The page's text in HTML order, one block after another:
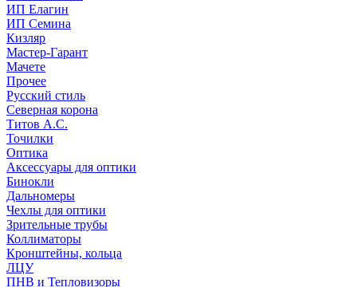
ИП Елагин
ИП Семина
Кизляр
Мастер-Гарант
Мачете
Прочее
Русский стиль
Северная корона
Титов А.С.
Точилки
Оптика
Аксессуары для оптики
Бинокли
Дальномеры
Чехлы для оптики
Зрительные трубы
Коллиматоры
Кронштейны, кольца
ЛЦУ
ПНВ и Тепловизоры